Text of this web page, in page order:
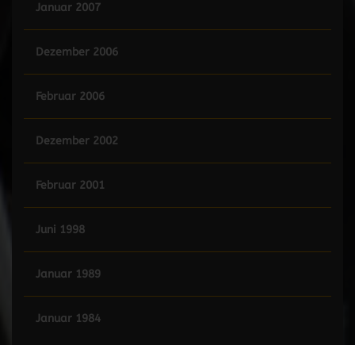
Januar 2007
Dezember 2006
Februar 2006
Dezember 2002
Februar 2001
Juni 1998
Januar 1989
Januar 1984